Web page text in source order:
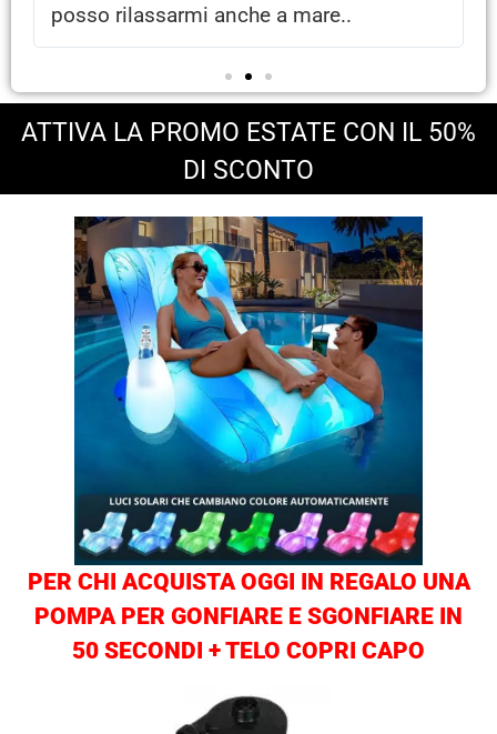
vedo l' ora.
ATTIVA LA PROMO ESTATE CON IL 50%
DI SCONTO
PER CHI ACQUISTA OGGI IN REGALO UNA
POMPA PER GONFIARE E SGONFIARE IN
50 SECONDI + TELO COPRI CAPO